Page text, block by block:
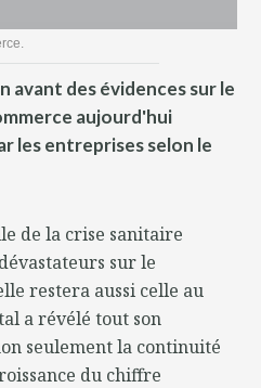
avant des évidences sur le
aujourd'hui
les entreprises selon le
de la crise sanitaire
sur le
restera aussi celle au
a révélé tout son
seulement la continuité
du chiffre